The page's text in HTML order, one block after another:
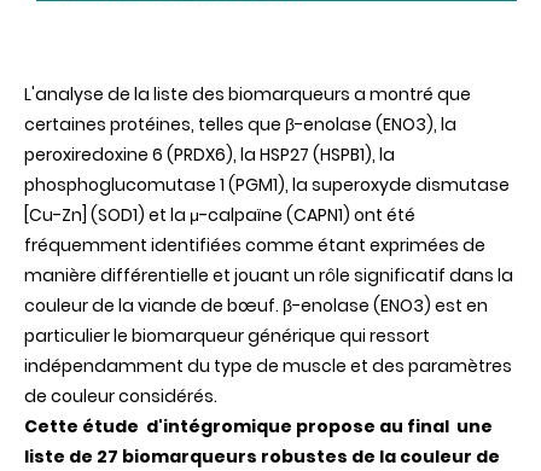
L'analyse de la liste des biomarqueurs a montré que
certaines protéines, telles que β-enolase (ENO3), la
peroxiredoxine 6 (PRDX6), la HSP27 (HSPB1), la
phosphoglucomutase 1 (PGM1), la superoxyde dismutase
[Cu-Zn] (SOD1) et la μ-calpaïne (CAPN1) ont été
fréquemment identifiées comme étant exprimées de
manière différentielle et jouant un rôle significatif dans la
couleur de la viande de bœuf. β-enolase (ENO3) est en
particulier le biomarqueur générique qui ressort
indépendamment du type de muscle et des paramètres
de couleur considérés.
Cette étude d'intégromique propose au final une
liste de 27 biomarqueurs robustes de la couleur de